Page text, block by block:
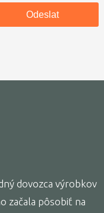
dovozca výrobkov
začala pôsobiť na